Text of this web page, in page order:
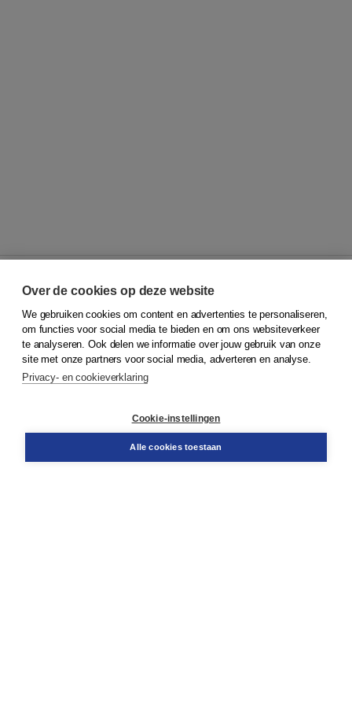
© 2026Koninklijke Boom uitgevers
Klantenservice
Service & informatie
Contact
Over de cookies op deze website
We gebruiken cookies om content en advertenties te personaliseren,
om functies voor social media te bieden en om ons websiteverkeer
te analyseren. Ook delen we informatie over jouw gebruik van onze
site met onze partners voor social media, adverteren en analyse.
Privacy- en cookieverklaring
Cookie-instellingen
Alle cookies toestaan